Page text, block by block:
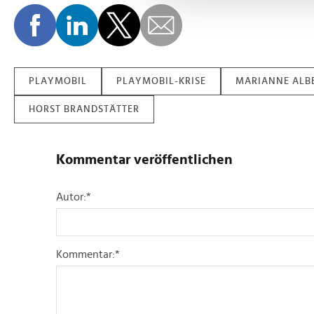
und die Zugriffe auf unsere
Website an unsere Partner
möglicherweise mit weiteren
PLAYMOBIL PLAYMOBIL-KRISE MARIANNE
HORST BRANDSTÄTTER
Kommentar veröffentlichen
Autor:*
Kommentar:*